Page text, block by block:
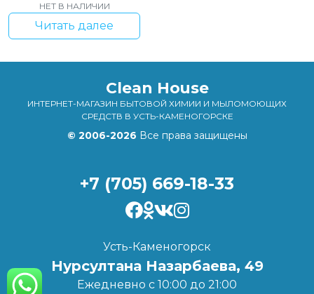
НЕТ В НАЛИЧИИ
Читать далее
Clean House
ИНТЕРНЕТ-МАГАЗИН БЫТОВОЙ ХИМИИ И МЫЛОМОЮЩИХ
СРЕДСТВ В УСТЬ-КАМЕНОГОРСКЕ
© 2006-2026 Все права защищены
+7 (705) 669-18-33
Усть-Каменогорск
Нурсултана Назарбаева, 49
Ежедневно с 10:00 до 21:00